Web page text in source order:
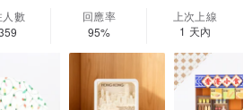
人數
回應率
95%
上次上線
1 天內